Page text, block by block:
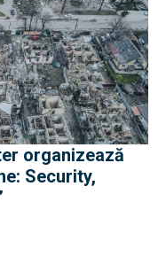
organizează
Security,